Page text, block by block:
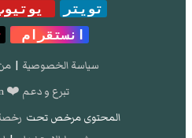
تويتر
انستقرام
سياسة الخصوصية |
تبرع و دعم ❤️ donation
المحتوى مرخص تحت رخصة